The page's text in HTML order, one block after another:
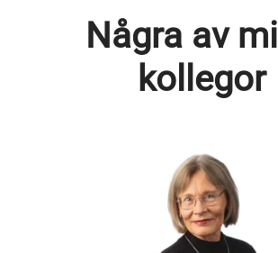
Några av
kollegor